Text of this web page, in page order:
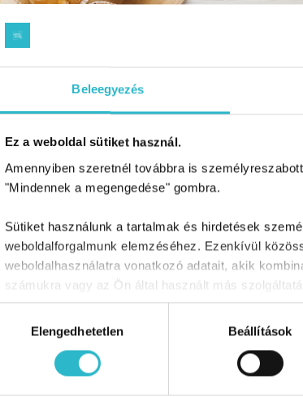
Beleegyezés
Ez a weboldal sütiket használ.
Amennyiben szeretnél továbbra is
"Mindennek a megengedése" gombra.
Sütiket használunk a tartalmak és hirdetések
weboldalforgalmunk elemzéséhez. Ezenkívül
weboldalhasználatra vonatkozó adatait, akik
számukra vagy az Ön által használt más
Elengedhetetlen Beállítások
van, amit nem szabad fogyasztani, ha
készült különböző pékáruk is.
reggeli tökéletes ellentéte